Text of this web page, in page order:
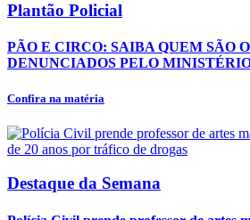
Plantão Policial
PÃO E CIRCO: SAIBA QUEM SÃO
DENUNCIADOS PELO
Confira na matéria
Destaque da Semana